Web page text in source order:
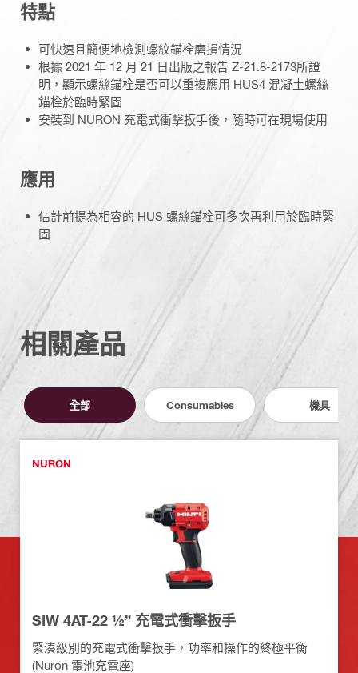
特點
可快速且簡便地檢測螺紋錨栓磨損情況
根據 2021 年 12 月 21 日出版之報告 Z-21.8-2173所證
明，顯示螺絲錨栓是否可以重複應用 HUS4 混凝土螺絲
錨栓於臨時緊固
安裝到 NURON 充電式衝擊扳手後，隨時可在現場使用
應用
估計前提為相容的 HUS 螺絲錨栓可多次再利用於臨時緊
固
相關產品
全部 Consumables 機具
NURON
SIW 4AT-22 ½” 充電式衝擊扳手
緊湊級別的充電式衝擊扳手，功率和操作的終極平衡
(Nuron 電池充電座)